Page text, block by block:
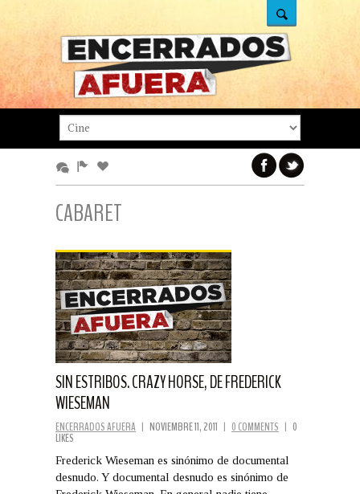
CABARET
SIN ESTRIBOS. CRAZY HORSE, DE FREDERICK
WIESEMAN
ENCERRADOS AFUERA | NOVIEMBRE 11, 2011 | 0 COMMENTS | 0
LIKES
Frederick Wieseman es sinónimo de documental
desnudo. Y documental desnudo es sinónimo de